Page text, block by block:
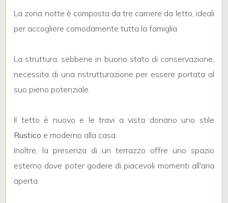
La zona notte è composta da tre camere da letto, ideali
per accogliere comodamente tutta la famiglia.
La struttura, sebbene in buono stato di conservazione,
necessita di una ristrutturazione per essere portata al
suo pieno potenziale.
Il tetto è nuovo e le travi a vista donano uno stile
Rustico e moderno alla casa.
Inoltre, la presenza di un terrazzo offre uno spazio
esterno dove poter godere di piacevoli momenti all'aria
aperta.
3
5
Bagni
minimi
Qualsiasi